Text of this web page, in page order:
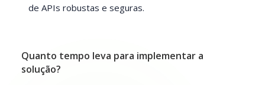
de APIs robustas e seguras.
Quanto tempo leva para implementar a
solução?